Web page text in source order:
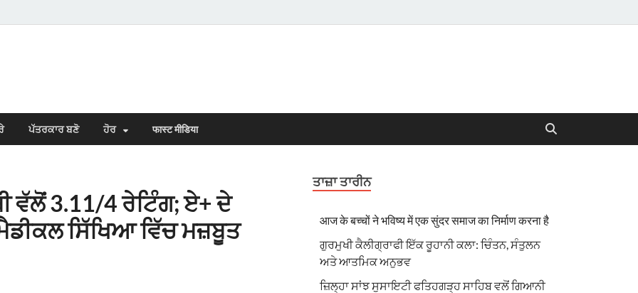
ਪੱਤਰਕਾਰ ਬਣੋ ਹੋਰ फास्ट मीडिया
ਵੱਲੋਂ 3.11/4 ਰੇਟਿੰਗ; ਏ+ ਦੇ
ਸਿੱਖਿਆ ਵਿੱਚ ਮਜ਼ਬੂਤ
ਤਾਜ਼ਾ ਤਾਰੀਨ
आज के बच्चों ने भविष्य में एक सुंदर समाज का निर्माण करना है
ਗੁਰਮੁਖੀ ਕੈਲੀਗ੍ਰਾਫੀ ਇੱਕ ਰੂਹਾਨੀ ਕਲਾ: ਚਿੰਤਨ, ਸੰਤੁਲਨ
ਅਤੇ ਆਤਮਿਕ ਅਨੁਭਵ
ਜ਼ਿਲ੍ਹਾ ਸਾਂਝ ਸੁਸਾਇਟੀ ਫਤਿਹਗੜ੍ਹ ਸਾਹਿਬ ਵਲੋਂ ਗਿਆਨੀ